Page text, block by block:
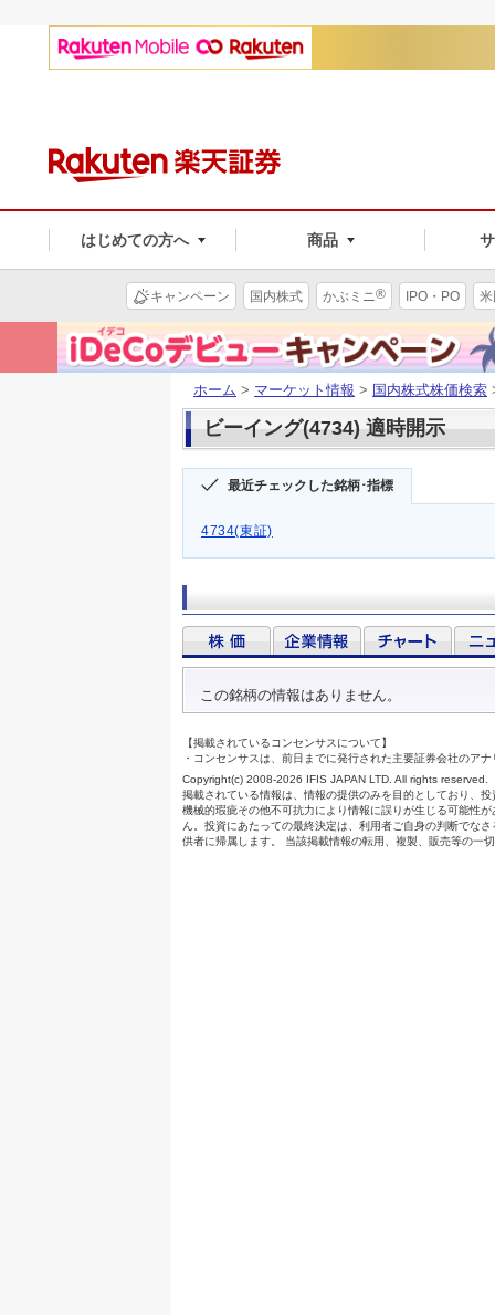
はじめての方へ 商品
キャンペーン 国内株式 かぶミニ® IPO・PO
ホーム > マーケット情報 > 国内株式株価検索
ビーイング(4734) 適時開示
最近チェックした銘柄･指標
4734(東証)